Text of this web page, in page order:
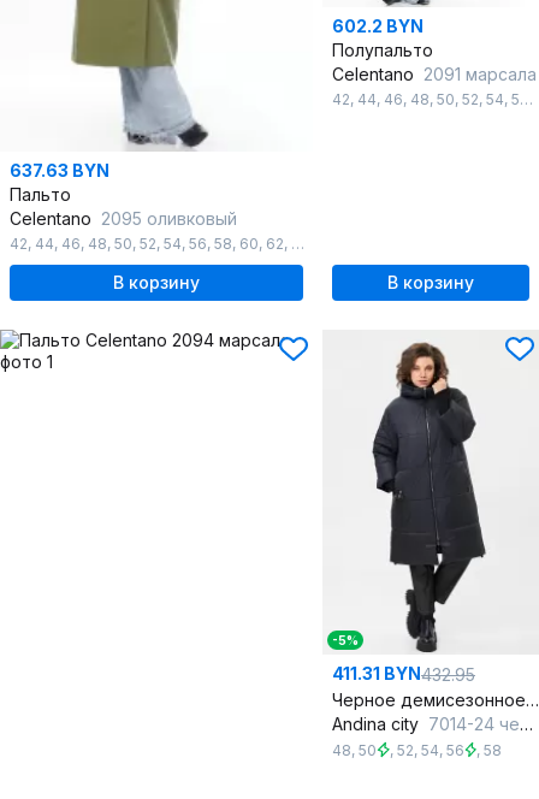
637.63 BYN
Пальто
Celentano 2095 оливковый
42, 44, 46, 48, 50, 52, 54, 56, 58, 60, 62, 64
В корзину
602.2 BYN
Полупальто
Celentano 2091 марсала
42, 44, 46, 48, 50, 52, 54, 56 ,
В корзину
-5%
411.31 BYN432.95
Черное демисезонное пальто из плащёвой ткани
Andina city 7014-24 черный
48, 50 , 52, 54, 56 , 58